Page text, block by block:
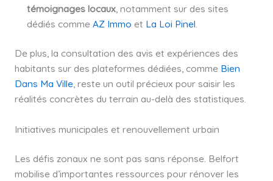
témoignages locaux, notamment sur des sites
dédiés comme AZ Immo et La Loi Pinel
De plus, la consultation des avis et expériences des
habitants sur des plateformes dédiées, comme Bien
Dans Ma Ville, reste un outil précieux pour saisir les
réalités concrètes du terrain au-delà des statistiques.
Initiatives municipales et renouvellement urbain
Les défis zonaux ne sont pas sans réponse. Belfort
mobilise d’importantes ressources pour rénover les